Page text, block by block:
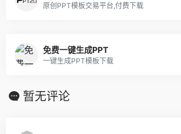
原创PPT模板交易平台,付费下载
免费一键生成PPT
一键生成PPT模板下载
暂无评论